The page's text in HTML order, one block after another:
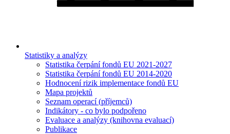
Statistiky a analýzy
Statistika čerpání fondů EU 2021-2027
Statistika čerpání fondů EU 2014-2020
Hodnocení rizik implementace fondů EU
Mapa projektů
Seznam operací (příjemců)
Indikátory - co bylo podpořeno
Evaluace a analýzy (knihovna evaluací)
Publikace